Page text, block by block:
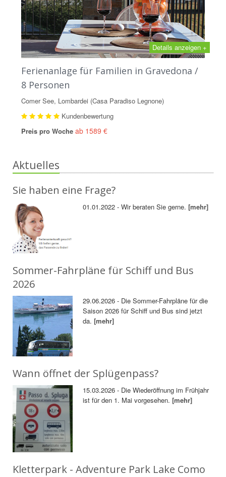
Details anzeigen +
Ferienanlage für Familien in Gravedona /
8 Personen
Comer See, Lombardei (Casa Paradiso Legnone)
Kundenbewertung
Preis pro Woche ab 1589 €
Aktuelles
Sie haben eine Frage?
01.01.2022 - Wir beraten Sie gerne.[mehr]
Sommer-Fahrpläne für Schiff und Bus
2026
29.06.2026 - Die Sommer-Fahrpläne für die
Saison 2026 für Schiff und Bus sind jetzt
da.[mehr]
Wann öffnet der Splügenpass?
15.03.2026 - Die Wiederöffnung im Frühjahr
ist für den 1. Mai vorgesehen.[mehr]
Kletterpark - Adventure Park Lake Como